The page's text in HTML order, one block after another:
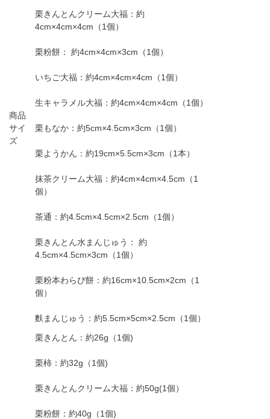
商品
サイ
ズ
栗きんとんクリーム大福：約
4cm×4cm×4cm（1個）
栗粉餅： 約4cm×4cm×3cm（1個）
いちご大福：約4cm×4cm×4cm（1個）
生キャラメル大福：約4cm×4cm×4cm（1個）
栗もなか：約5cm×4.5cm×3cm（1個）
栗ようかん：約19cm×5.5cm×3cm（1本）
抹茶クリーム大福：約4cm×4cm×4.5cm（1
個）
茶通：約4.5cm×4.5cm×2.5cm（1個）
栗きんとん水まんじゅう： 約
4.5cm×4.5cm×3cm（1個）
栗粉本わらび餅：約16cm×10.5cm×2cm（1
個）
麩まんじゅう：約5.5cm×5cm×2.5cm（1個）
栗きんとん：約26g（1個)
栗柿：約32g（1個)
栗きんとんクリーム大福：約50g(1個）
栗粉餅：約40g（1個)